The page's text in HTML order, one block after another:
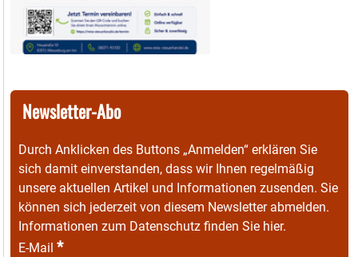
Newsletter-Abo
Durch Anklicken des Buttons „Anmelden“ erklären Sie
sich damit einverstanden, dass wir Ihnen regelmäßig
unsere aktuellen Artikel und Informationen zusenden. Sie
können sich jederzeit von diesem Newsletter abmelden.
Informationen zum Datenschutz finden Sie hier.
E-Mail *